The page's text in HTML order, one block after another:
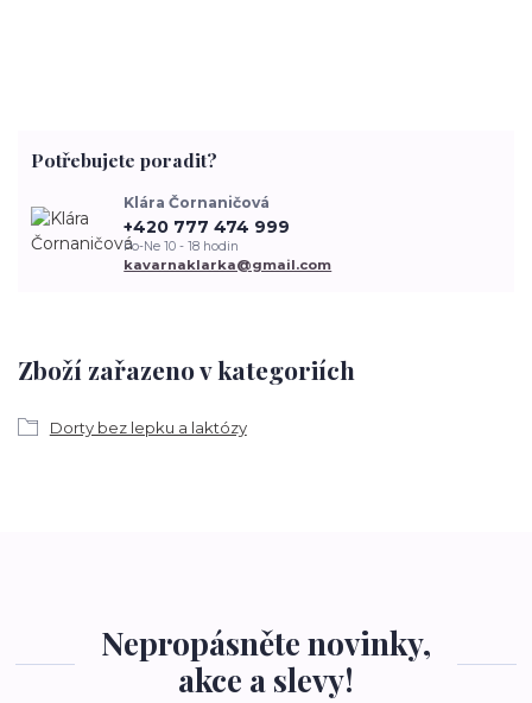
Zboží zařazeno v kategoriích
Dorty bez lepku a laktózy
Potřebujete poradit?
Klára Čornaničová
+420 777 474 999
Po-Ne 10 - 18 hodin
kavarnaklarka@gmail.com
Nepropásněte novinky,
akce a slevy!